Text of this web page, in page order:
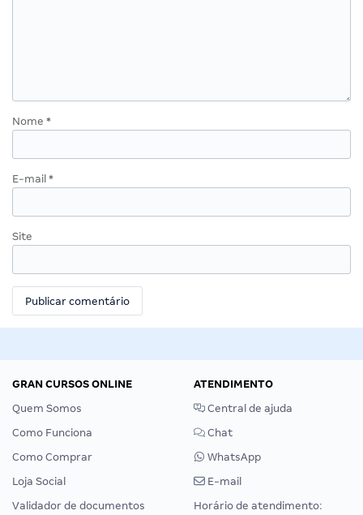
Nome *
E-mail *
Site
GRAN CURSOS ONLINE
Quem Somos
Como Funciona
Como Comprar
Loja Social
Validador de documentos
ATENDIMENTO
Central de ajuda
Chat
WhatsApp
E-mail
Horário de atendimento: